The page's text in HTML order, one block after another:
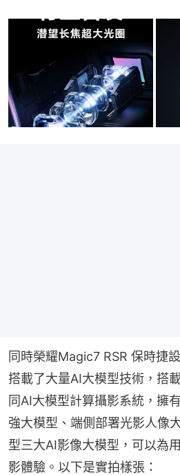
同時榮耀Magic7 RSR 保時捷
搭載了大量AI大模型技術，搭
同AI大模型計算攝影系統，擁
強大模型、端側部署光影人像
型三大AI影像大模型，可以為
影體驗。以下是實拍樣張：